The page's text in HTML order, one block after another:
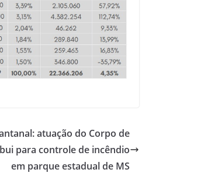
atuação do Corpo de
para controle de incêndio
em parque estadual de MS